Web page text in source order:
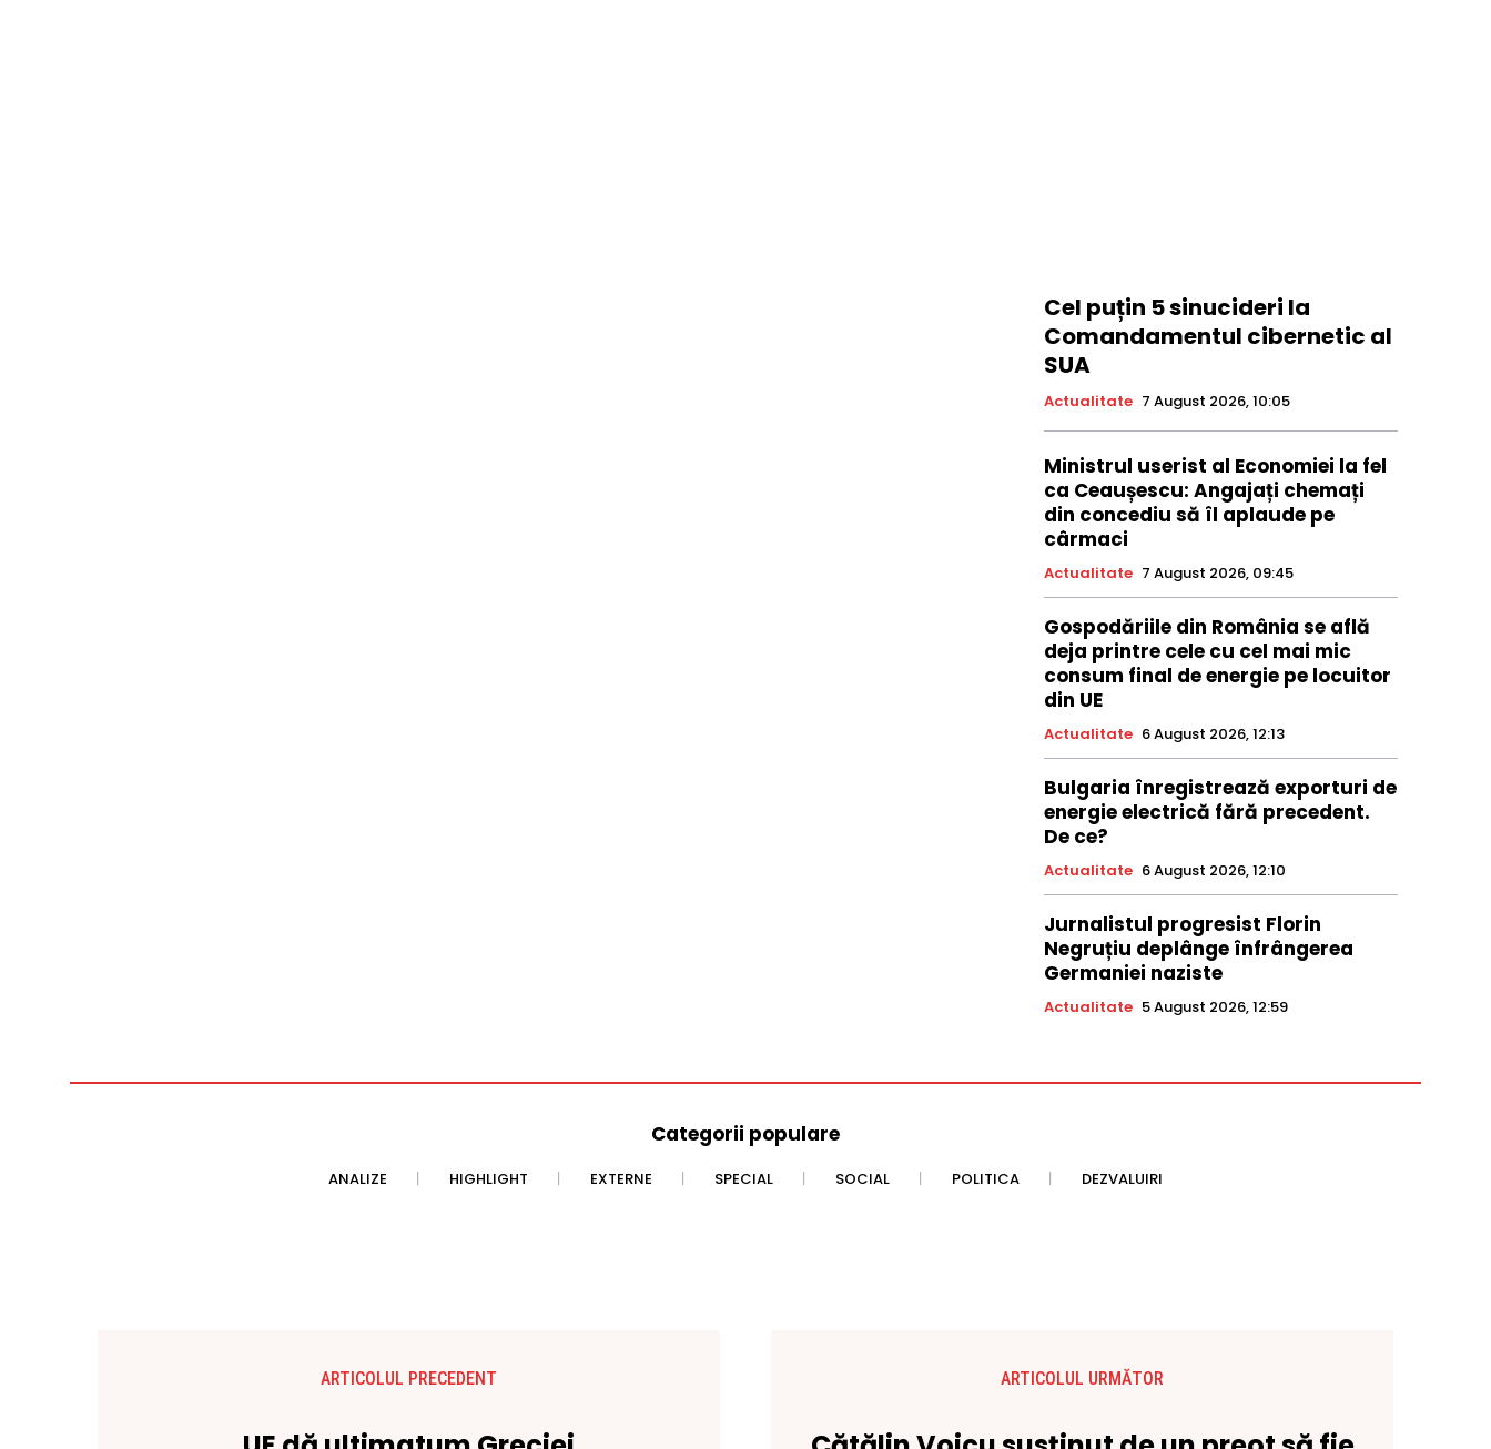
Cel puțin 5 sinucideri la
Comandamentul cibernetic al
SUA
Actualitate 7 August 2026, 10:05
Ministrul userist al Economiei la fel
ca Ceaușescu: Angajați chemați
din concediu să îl aplaude pe
cârmaci
Actualitate 7 August 2026, 09:45
Gospodăriile din România se află
deja printre cele cu cel mai mic
consum final de energie pe locuitor
din UE
Actualitate 6 August 2026, 12:13
Bulgaria înregistrează exporturi de
energie electrică fără precedent.
De ce?
Actualitate 6 August 2026, 12:10
Jurnalistul progresist Florin
Negruțiu deplânge înfrângerea
Germaniei naziste
Actualitate 5 August 2026, 12:59
Categorii populare
ANALIZE HIGHLIGHT EXTERNE SPECIAL SOCIAL POLITICA DEZVALUIRI
ARTICOLUL PRECEDENT ARTICOLUL URMĂTOR